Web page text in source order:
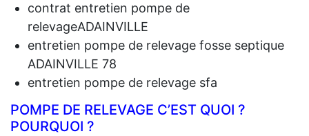
contrat entretien pompe de
relevageADAINVILLE
entretien pompe de relevage fosse septique
ADAINVILLE 78
entretien pompe de relevage sfa
POMPE DE RELEVAGE C’EST QUOI ?
POURQUOI ?